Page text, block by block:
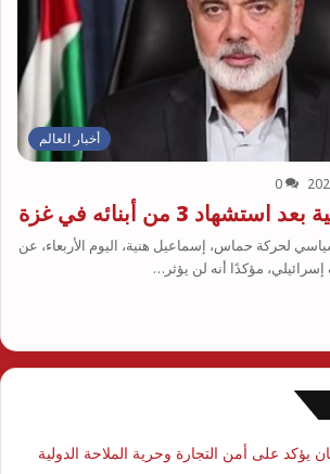
أخبار العالم
0
3 من أبنائه في غزة
لحركة حماس، إسماعيل هنية، اليوم الأربعاء، عن
مؤكدًا أنه لن يؤثر…
يؤكد على أمن التجارة وحرية الملاحة الدولية